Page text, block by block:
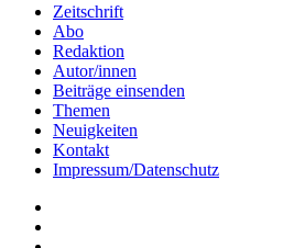
Zeitschrift
Abo
Redaktion
Autor/innen
Beiträge einsenden
Themen
Neuigkeiten
Kontakt
Impressum/Datenschutz